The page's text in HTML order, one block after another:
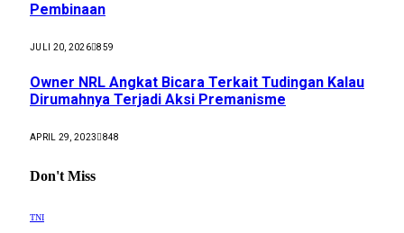
Pembinaan
JULI 20, 2026 859
Owner NRL Angkat Bicara Terkait Tudingan Kalau
Dirumahnya Terjadi Aksi Premanisme
APRIL 29, 2023 848
Don't Miss
TNI